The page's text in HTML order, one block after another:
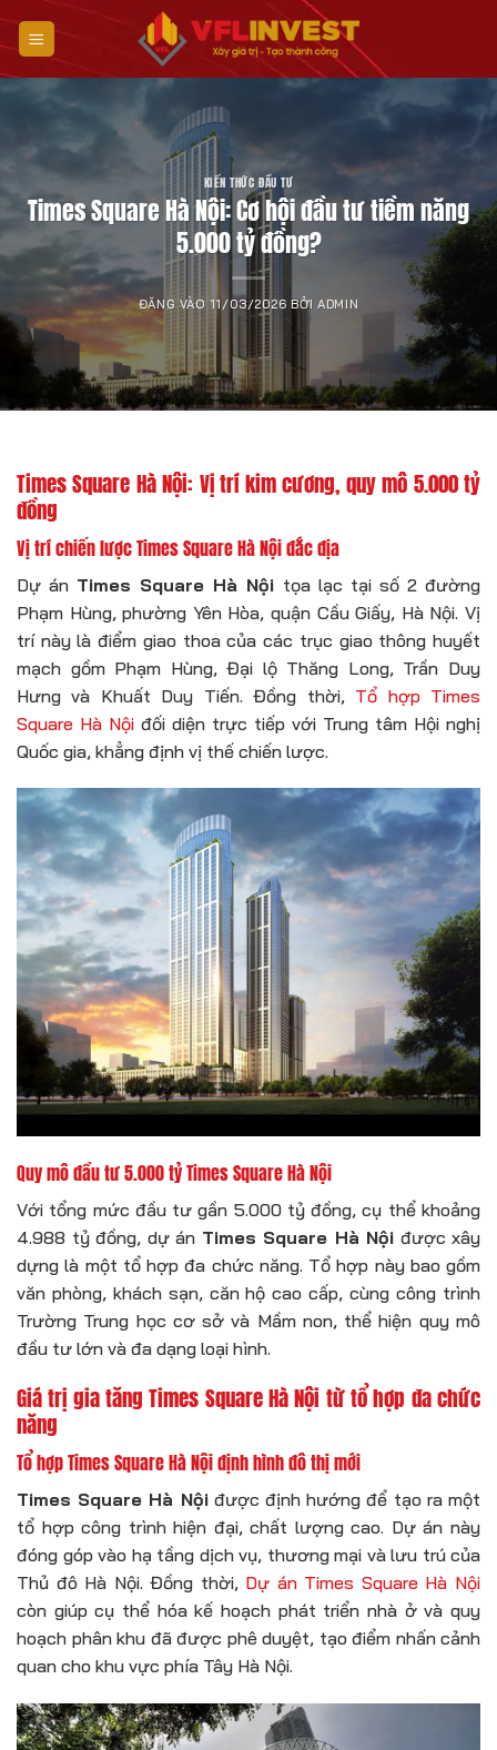
qua
nội
dung
KIẾN THỨC ĐẦU TƯ
Times Square Hà Nội: Cơ hội đầu tư tiềm năng
5.000 tỷ đồng?
ĐĂNG VÀO11/03/2026 BỞIADMIN
Times Square Hà Nội: Vị trí kim cương, quy mô 5.000 tỷ
đồng
Vị trí chiến lược Times Square Hà Nội đắc địa
Dự án Times Square Hà Nội tọa lạc tại số 2 đường
Phạm Hùng, phường Yên Hòa, quận Cầu Giấy, Hà Nội. Vị
trí này là điểm giao thoa của các trục giao thông huyết
mạch gồm Phạm Hùng, Đại lộ Thăng Long, Trần Duy
Hưng và Khuất Duy Tiến. Đồng thời, Tổ hợp Times
Square Hà Nội đối diện trực tiếp với Trung tâm Hội nghị
Quốc gia, khẳng định vị thế chiến lược.
Quy mô đầu tư 5.000 tỷ Times Square Hà Nội
Với tổng mức đầu tư gần 5.000 tỷ đồng, cụ thể khoảng
4.988 tỷ đồng, dự án Times Square Hà Nội được xây
dựng là một tổ hợp đa chức năng. Tổ hợp này bao gồm
văn phòng, khách sạn, căn hộ cao cấp, cùng công trình
Trường Trung học cơ sở và Mầm non, thể hiện quy mô
đầu tư lớn và đa dạng loại hình.
Giá trị gia tăng Times Square Hà Nội từ tổ hợp đa chức
năng
Tổ hợp Times Square Hà Nội định hình đô thị mới
Times Square Hà Nộiđược định hướng để tạo ra một
tổ hợp công trình hiện đại, chất lượng cao. Dự án này
đóng góp vào hạ tầng dịch vụ, thương mại và lưu trú của
Thủ đô Hà Nội. Đồng thời, Dự án Times Square Hà Nội
còn giúp cụ thể hóa kế hoạch phát triển nhà ở và quy
hoạch phân khu đã được phê duyệt, tạo điểm nhấn cảnh
quan cho khu vực phía Tây Hà Nội.